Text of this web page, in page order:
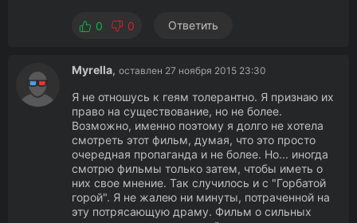
0 0 Ответить
Myrella, оставлен 27 ноября 2015 23:30
Я не отношусь к геям толерантно. Я признаю их
право на существование, но не более.
Возможно, именно поэтому я долго не хотела
смотреть этот фильм, думая, что это просто
очередная пропаганда и не более. Но... иногда
смотрю фильмы только затем, чтобы иметь о
них свое мнение. Так случилось и с "Горбатой
горой". Я не жалею ни минуты, потраченной на
эту потрясающую драму. Фильм о сильных